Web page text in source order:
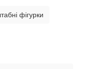
фігурки